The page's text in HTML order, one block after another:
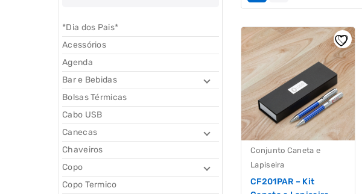
Conjunto Caneta e
Lapiseira
CF201PAR – Kit
*Dia dos Pais*
Acessórios
Agenda
Bar e Bebidas
Bolsas Térmicas
Cabo USB
Canecas
Chaveiros
Copo
Copo Termico